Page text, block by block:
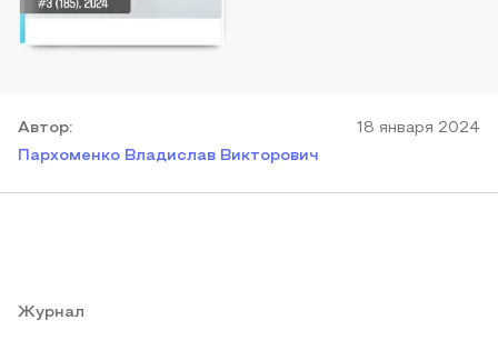
Автор:
Пархоменко Владислав Викторович
18 января 2024
Журнал